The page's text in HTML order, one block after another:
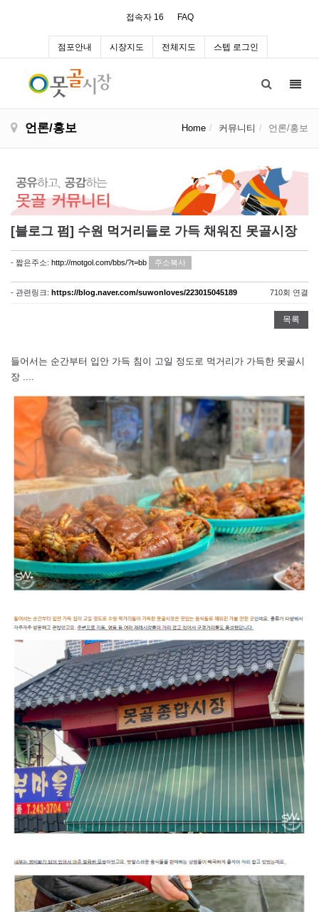
접속자 16 FAQ
점포안내 시장지도 전체지도 스텝 로그인
언론/홍보 Home 커뮤니티 언론/홍보
[블로그 펌] 수원 먹거리들로 가득 채워진 못골시장
- 짧은주소: http://motgol.com/bbs/?t=bb 주소복사
- 관련링크: https://blog.naver.com/suwonloves/223015045189 710회 연결
목록
들어서는 순간부터 입안 가득 침이 고일 정도로 먹거리가 가득한 못골시
장 ....